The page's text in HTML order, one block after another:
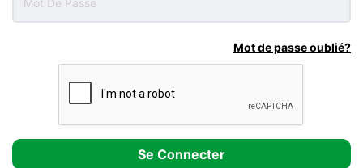
Mot de passe oublié?